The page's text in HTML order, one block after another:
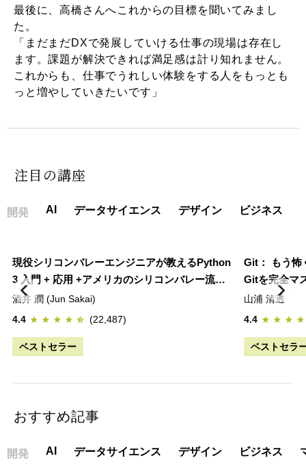
最後に、高橋さんへこれからの目標を聞いてみまし
た。
「まだまだDXで発展していける仕事の現場は存在し
ます。課題が解決できれば満足感は計り知れません。
これからも、仕事でうれしい体験をする人をもっとも
っと増やしていきたいです」
注目の講座
開発 AI データサイエンス デザイン ビジネス
現役シリコンバレーエンジニアが教えるPython
3 入門 + 応用 +アメリカのシリコンバレー流コ
ードスタイル
酒井 潤 (Jun Sakai)
4.4
(22,487)
ベストセラー
Git： もう怖
Gitを完全マ
山浦 清透
4.4
ベストセラ
おすすめ記事
開発 AI データサイエンス デザイン ビジネス